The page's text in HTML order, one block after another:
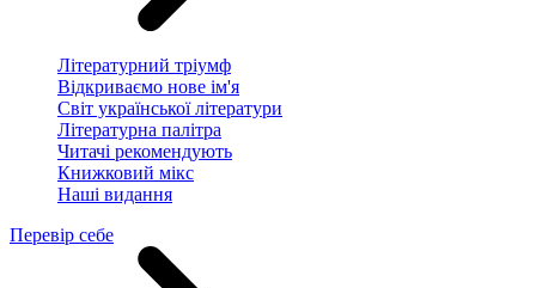
Літературний тріумф
Відкриваємо нове ім'я
Світ української літератури
Літературна палітра
Читачі рекомендують
Книжковий мікс
Наші видання
Перевір себе